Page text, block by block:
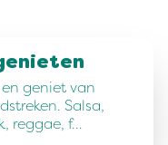
geniet van
Salsa,
reggae, f…